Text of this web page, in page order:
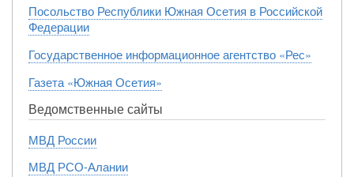
Посольство Республики Южная Осетия в Российской
Федерации
Государственное информационное агентство «Рес»
Газета «Южная Осетия»
Ведомственные сайты
МВД России
МВД РСО-Алании